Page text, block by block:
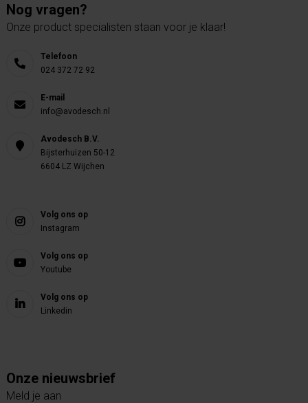
Nog vragen?
Onze product specialisten staan voor je klaar!
Telefoon
024 372 72 92
E-mail
info@avodesch.nl
Avodesch B.V.
Bijsterhuizen 50-12
6604 LZ Wijchen
Volg ons op
Instagram
Volg ons op
Youtube
Volg ons op
Linkedin
Onze nieuwsbrief
Meld je aan